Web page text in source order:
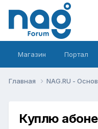
Магазин Портал
Главная NAG.RU -
Куплю